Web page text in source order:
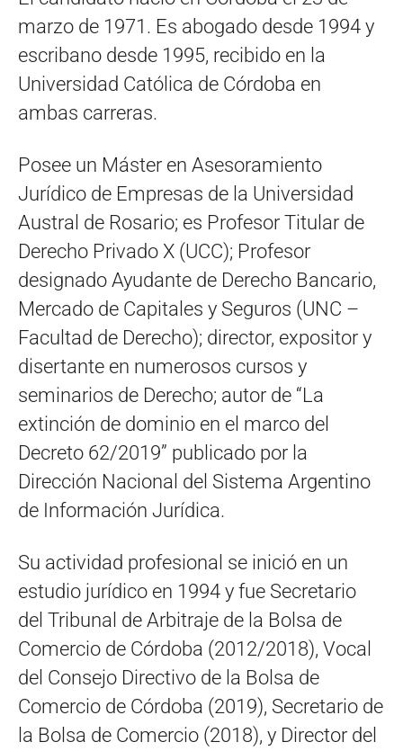
marzo de 1971. Es abogado desde 1994 y
escribano desde 1995, recibido en la
Universidad Católica de Córdoba en
ambas carreras.
Posee un Máster en Asesoramiento
Jurídico de Empresas de la Universidad
Austral de Rosario; es Profesor Titular de
Derecho Privado X (UCC); Profesor
designado Ayudante de Derecho Bancario,
Mercado de Capitales y Seguros (UNC –
Facultad de Derecho); director, expositor y
disertante en numerosos cursos y
seminarios de Derecho; autor de “La
extinción de dominio en el marco del
Decreto 62/2019” publicado por la
Dirección Nacional del Sistema Argentino
de Información Jurídica.
Su actividad profesional se inició en un
estudio jurídico en 1994 y fue Secretario
del Tribunal de Arbitraje de la Bolsa de
Comercio de Córdoba (2012/2018), Vocal
del Consejo Directivo de la Bolsa de
Comercio de Córdoba (2019), Secretario de
la Bolsa de Comercio (2018), y Director del